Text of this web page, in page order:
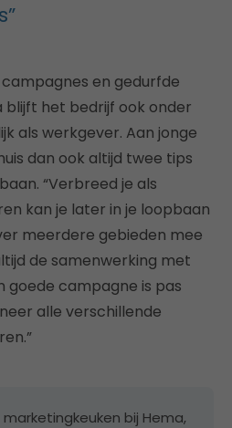
en gedurfde
het bedrijf ook onder
als werkgever. Aan jonge
dan ook altijd twee tips
“Verbreed je als
kan je later in je loopbaan
meerdere gebieden mee
de samenwerking met
goede campagne is pas
alle verschillende
marketingkeuken bij Hema,